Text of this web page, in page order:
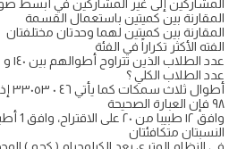
المشاركين إلى غير المشاركين في أبسط
المقارنة بين كميتين باستعمال القسمة
المقارنة بين كميتين لهما وحدتان مختلفتان
الفته الأكثر تكراراً في الفئة
عدد الطلاب الذين تتراوح أطوالهم بين ١٤٠ و ٢١٤٩
عدد الطلاب الكلي ؟
۹۸ فإن العبارة الصحيحة
النسبتان متكافئتان
في النظام المتري بعد الكيلوجرام ( كجم )